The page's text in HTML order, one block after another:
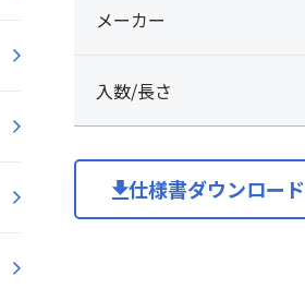
メーカー
入数/長さ
仕様書ダウンロード